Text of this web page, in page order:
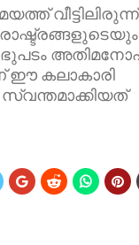
ഈ കലാകാരി